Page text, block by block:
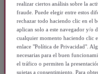
realizar ciertos análisis sobre la
fraude. Puede elegir entre estos
rechazar todo haciendo clic en el
aplican solo a este navegador y/o
cualquier momento haciendo clic
enlace "Política de Privacidad".
necesarias para el buen
el tráfico o permiten la
sujetas a consentimiento. Para